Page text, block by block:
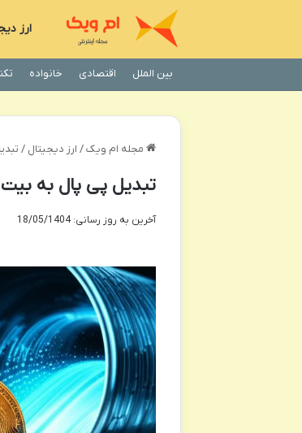
ارز
بین الملل اقتصادی خانواده
مجله ام ویک / ارز دیجیتال /
تبدیل پی پال به
آخرین به روز رسانی: 18/05/1404